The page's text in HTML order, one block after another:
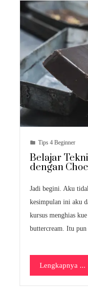
Tips 4 Beginner
Belajar
dengan
Jadi begini. Aku
kesimpulan ini aku
kursus menghias
buttercream. Itu
Lengkapnya ...